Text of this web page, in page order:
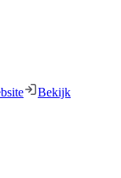
Bekijk